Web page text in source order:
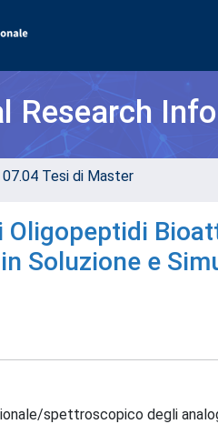
Research
07.04 Tesi di Master
Soluzione e
spettroscopico degli